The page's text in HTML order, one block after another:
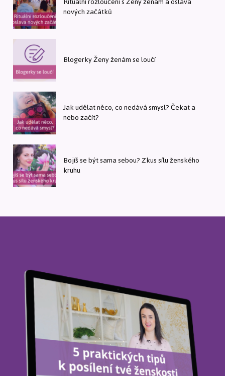
nových začátků
Blogerky Ženy ženám se loučí
Jak udělat něco, co nedává smysl? Čekat a
nebo začít?
Bojíš se být sama sebou? Zkus sílu ženského
kruhu